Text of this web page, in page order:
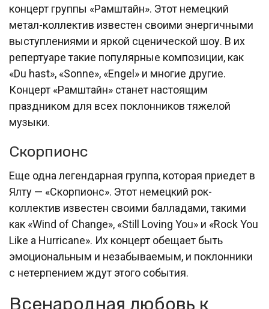
концерт группы «Рамштайн». Этот немецкий
метал-коллектив известен своими энергичными
выступлениями и яркой сценической шоу. В их
репертуаре такие популярные композиции, как
«Du hast», «Sonne», «Engel» и многие другие.
Концерт «Рамштайн» станет настоящим
праздником для всех поклонников тяжелой
музыки.
Скорпионс
Еще одна легендарная группа, которая приедет в
Ялту — «Скорпионс». Этот немецкий рок-
коллектив известен своими балладами, такими
как «Wind of Change», «Still Loving You» и «Rock You
Like a Hurricane». Их концерт обещает быть
эмоциональным и незабываемым, и поклонники
с нетерпением ждут этого события.
Всенародная любовь к